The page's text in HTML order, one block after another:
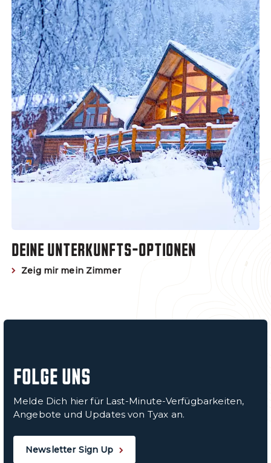
DEINE UNTERKUNFTS-OPTIONEN
Zeig mir mein Zimmer
FOLGE UNS
Melde Dich hier für Last-Minute-Verfügbarkeiten,
Angebote und Updates von Tyax an.
Newsletter Sign Up